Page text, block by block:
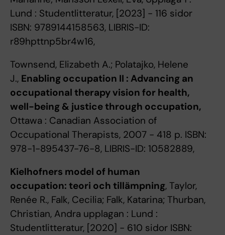
Lund : Studentlitteratur, [2023] - 116 sidor
ISBN: 9789144158563, LIBRIS-ID:
r89hpttnp5br4w16,
Townsend, Elizabeth A.; Polatajko, Helene
J., Enabling occupation II : Advancing an
occupational therapy vision for health,
well-being & justice through occupation,
Ottawa : Canadian Association of
Occupational Therapists, 2007 - 418 p. ISBN:
978-1-895437-76-8, LIBRIS-ID: 10582889,
Kielhofners model of human
occupation: teori och tillämpning, Taylor,
Renée R., Falk, Cecilia; Falk, Katarina; Thurban,
Christian, Andra upplagan : Lund :
Studentlitteratur, [2020] - 610 sidor ISBN: